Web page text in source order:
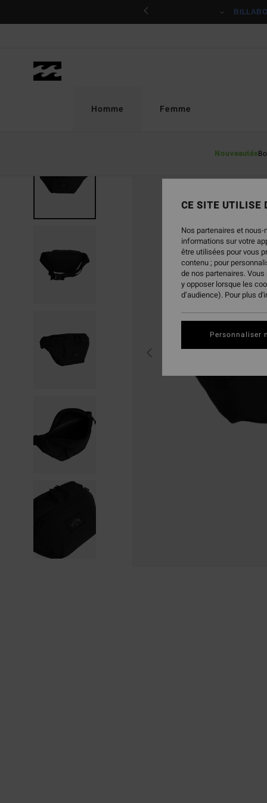
Homme
Nouveautés
Femme
CE SITE UTILISE
Nos partenaires et
informations sur votre
être utilisées pour vous
contenu ; pour
de nos partenaires.
y opposer lorsque les
d’audience). Pour plus
Personnaliser